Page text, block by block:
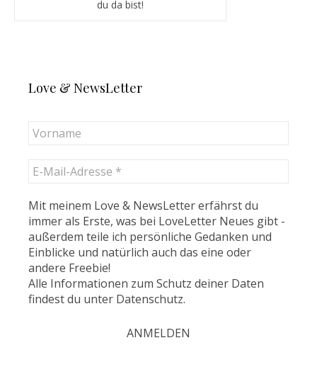
du da bist!
Love & NewsLetter
Mit meinem Love & NewsLetter erfährst du
immer als Erste, was bei LoveLetter Neues gibt -
außerdem teile ich persönliche Gedanken und
Einblicke und natürlich auch das eine oder
andere Freebie!
Alle Informationen zum Schutz deiner Daten
findest du unter Datenschutz.